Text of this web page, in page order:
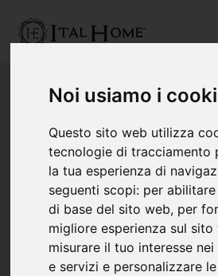
Noi usiamo i
Questo sito web utilizza
tecnologie di tracciamento
la tua esperienza di
seguenti scopi: per
di base del sito web, per
migliore esperienza sul sito
misurare il tuo interesse
e servizi e personalizzare